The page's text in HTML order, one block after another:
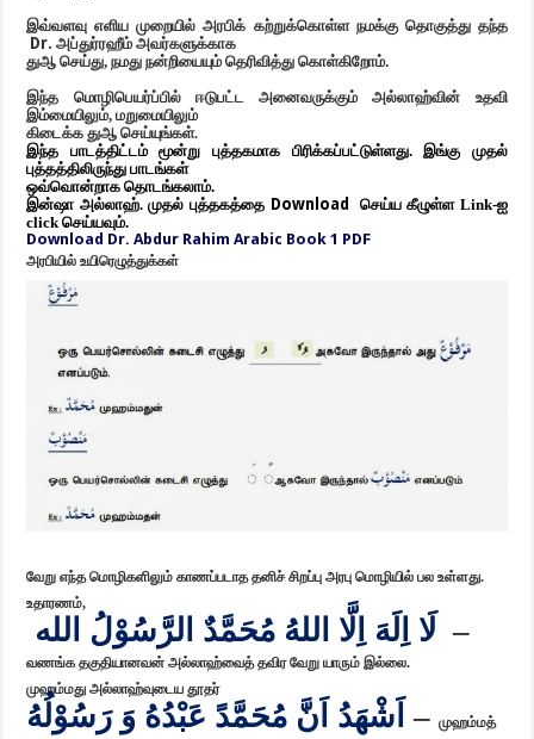
இவ்வளவு எளிய முறையில் அரபிக் கற்றுக்கொள்ள நமக்கு தொகுத்து தந்த
Dr.அப்துர்ரஹீம் அவர்களுக்காக
துஆ செய்து, நமது நன்றியையும் தெரிவித்து கொள்கிறோம்.
இந்த மொழிபெயர்ப்பில் ஈடுபட்ட அனைவருக்கும் அல்லாஹ்வின் உதவி
இம்மையிலும், மறுமையிலும்
கிடைக்க துஆ செய்யுங்கள்.
இந்த பாடத்திட்டம் மூன்று புத்தகமாக பிரிக்கப்பட்டுள்ளது. இங்கு முதல்
புத்தத்திலிருந்து பாடங்கள்
ஒவ்வொன்றாக தொடங்கலாம்.
இன்ஷா அல்லாஹ்.முதல் புத்தகத்தை Download
செய்ய கீழுள்ள Link-ஐ
click செய்யவும்.
Download Dr. Abdur Rahim Arabic Book 1 PDF
அரபியில் உயிரெழுத்துக்கள்
வேறு எந்த மொழிகளிலும் காணப்படாத தனிச் சிறப்பு அரபு மொழியில் பல உள்ளது.
உதாரணம்,
لَا اِلَهَ اِلَّا اللهُ مُحَمَّدٌ الرَّسُوْلُ الله –
வணங்க தகுதியானவன் அல்லாஹ்வைத் தவிர வேறு யாரும் இல்லை.
முஹம்மது அல்லாஹ்வுடைய தூதர்
اَشْهَدُ اَنَّ مُحَمَّدً عَبْدُهُ وَ رَسُوْلُهُ –முஹம்மத்